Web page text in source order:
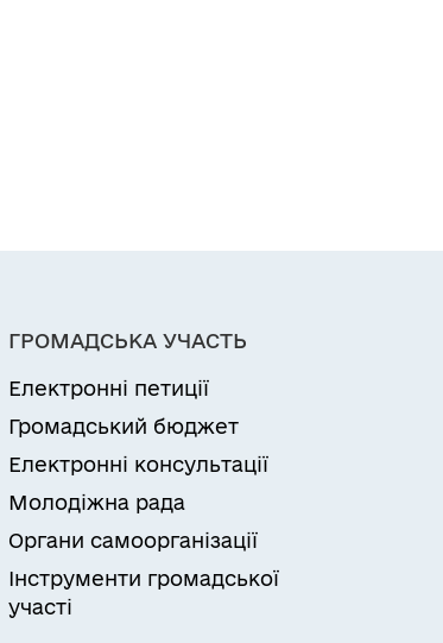
ГРОМАДСЬКА УЧАСТЬ
Електронні петиції
Громадський бюджет
Електронні консультації
Молодіжна рада
Органи самоорганізації
Інструменти громадської
участі